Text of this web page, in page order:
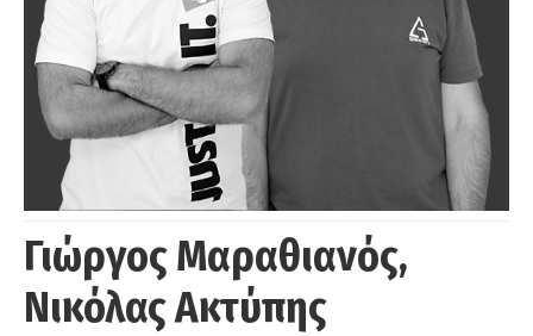
Γιώργος Μαραθιανός,
Νικόλας Ακτύπης